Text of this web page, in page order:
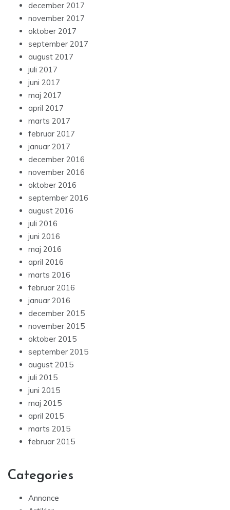
december 2017
november 2017
oktober 2017
september 2017
august 2017
juli 2017
juni 2017
maj 2017
april 2017
marts 2017
februar 2017
januar 2017
december 2016
november 2016
oktober 2016
september 2016
august 2016
juli 2016
juni 2016
maj 2016
april 2016
marts 2016
februar 2016
januar 2016
december 2015
november 2015
oktober 2015
september 2015
august 2015
juli 2015
juni 2015
maj 2015
april 2015
marts 2015
februar 2015
Categories
Annonce